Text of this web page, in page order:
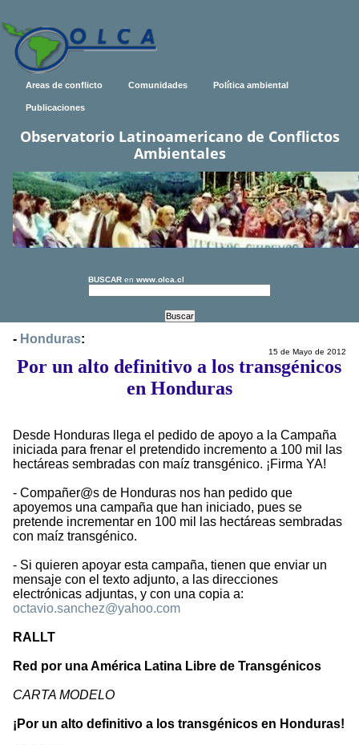
Areas de conflicto Comunidades Política ambiental
Publicaciones
Observatorio Latinoamericano de Conflictos
Ambientales
BUSCAR en www.olca.cl
- Honduras:
15 de Mayo de 2012
Por un alto definitivo a los transgénicos
en Honduras
Desde Honduras llega el pedido de apoyo a la Campaña
iniciada para frenar el pretendido incremento a 100 mil las
hectáreas sembradas con maíz transgénico. ¡Firma YA!
- Compañer@s de Honduras nos han pedido que
apoyemos una campaña que han iniciado, pues se
pretende incrementar en 100 mil las hectáreas sembradas
con maíz transgénico.
- Si quieren apoyar esta campaña, tienen que enviar un
mensaje con el texto adjunto, a las direcciones
electrónicas adjuntas, y con una copia a:
octavio.sanchez@yahoo.com
RALLT
Red por una América Latina Libre de Transgénicos
CARTA MODELO
¡Por un alto definitivo a los transgénicos en Honduras!